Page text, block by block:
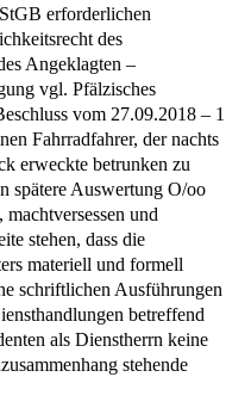
erforderlichen
des
Angeklagten –
vgl. Pfälzisches
vom 27.09.2018 – 1
Fahrradfahrer, der nachts
erweckte betrunken zu
spätere Auswertung O/oo
und
stehen, dass die
materiell und formell
schriftlichen Ausführungen
betreffend
als Dienstherrn keine
stehende